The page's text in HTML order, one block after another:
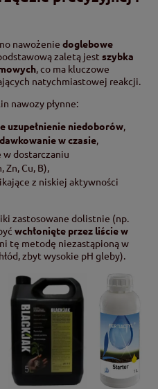
nawożenie doglebowe
zaletą jest szybka
, co ma kluczowe
natychmiastowej reakcji.
nawozy płynne:
uzupełnienie niedoborów,
w czasie,
dostarczaniu
Zn, Cu, B),
z niskiej aktywności
zastosowane dolistnie (np.
wchłonięte przez liście w
tę metodę niezastąpioną w
zbyt wysokie pH gleby).